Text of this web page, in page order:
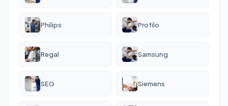
Philips Profilo
Regal Samsung
SEG Siemens